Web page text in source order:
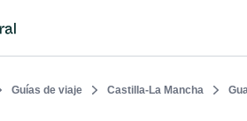
Guías de viaje Castilla-La Mancha